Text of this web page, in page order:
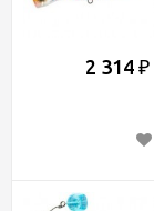
2 314 ₽